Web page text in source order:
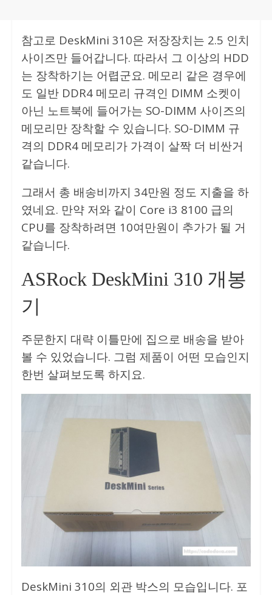
참고로 DeskMini 310은 저장장치는 2.5 인치
사이즈만 들어갑니다. 따라서 그 이상의 HDD
는 장착하기는 어렵군요. 메모리 같은 경우에
도 일반 DDR4 메모리 규격인 DIMM 소켓이
아닌 노트북에 들어가는 SO-DIMM 사이즈의
메모리만 장착할 수 있습니다. SO-DIMM 규
격의 DDR4 메모리가 가격이 살짝 더 비싼거
같습니다.
그래서 총 배송비까지 34만원 정도 지출을 하
였네요. 만약 저와 같이 Core i3 8100 급의
CPU를 장착하려면 10여만원이 추가가 될 거
같습니다.
ASRock DeskMini 310 개봉
기
주문한지 대략 이틀만에 집으로 배송을 받아
볼 수 있었습니다. 그럼 제품이 어떤 모습인지
한번 살펴보도록 하지요.
DeskMini 310의 외관 박스의 모습입니다. 포